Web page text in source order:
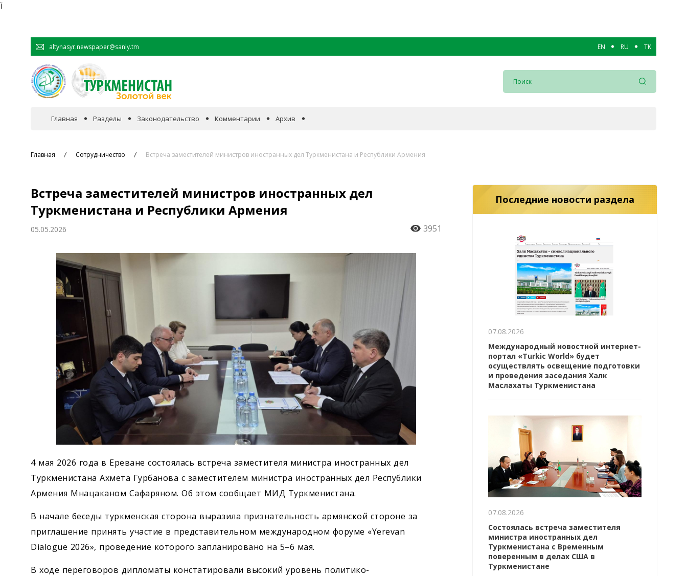
Ï
altynasyr.newspaper@sanly.tm EN RU TK
Главная Разделы
Культура
Наука
Спорт
Законодательство Комментарии Архив
Главная Сотрудничество Встреча заместителей министров иностранных дел Туркменистана и Республики Армения
Встреча заместителей министров иностранных дел
Туркменистана и Республики Армения
05.05.2026 3951
4 мая 2026 года в Ереване состоялась встреча заместителя министра иностранных дел
Туркменистана Ахмета Гурбанова с заместителем министра иностранных дел Республики
Армения Мнацаканом Сафаряном. Об этом сообщает МИД Туркменистана.
В начале беседы туркменская сторона выразила признательность армянской стороне за
приглашение принять участие в представительном международном форуме «Yerevan
Dialogue 2026», проведение которого запланировано на 5–6 мая.
В ходе переговоров дипломаты констатировали высокий уровень политико-
Последние новости раздела
07.08.2026
Международный новостной интернет-
портал «Turkic World» будет
осуществлять освещение подготовки
и проведения заседания Халк
Маслахаты Туркменистана
07.08.2026
Состоялась встреча заместителя
министра иностранных дел
Туркменистана с Временным
поверенным в делах США в
Туркменистане